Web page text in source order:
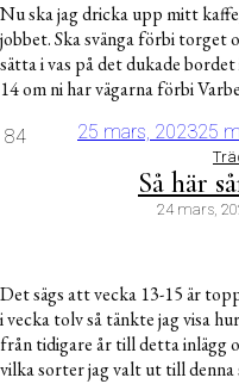
Nu ska jag dricka upp mitt
jobbet. Ska svänga förbi torget
sätta i vas på det dukade
14 om ni har vägarna förbi
84 25 mars, 202325
Så här
24 mars,
Det sägs att vecka 13-15 är
i vecka tolv så tänkte jag visa
från tidigare år till detta inlägg
vilka sorter jag valt ut till denna